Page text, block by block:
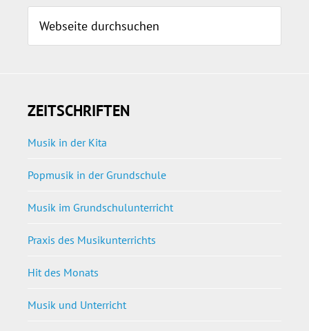
durchsuchen
ZEITSCHRIFTEN
Musik in der Kita
Popmusik in der Grundschule
Musik im Grundschulunterricht
Praxis des Musikunterrichts
Hit des Monats
Musik und Unterricht